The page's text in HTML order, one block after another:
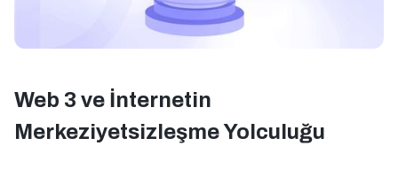
Web 3 ve İnternetin
Merkeziyetsizleşme Yolculuğu